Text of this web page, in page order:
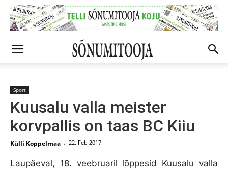
Sport
Kuusalu valla meister
korvpallis on taas BC Kiiu
Külli Koppelmaa - 22. Feb 2017
Laupäeval, 18. veebruaril lõppesid Kuusalu valla